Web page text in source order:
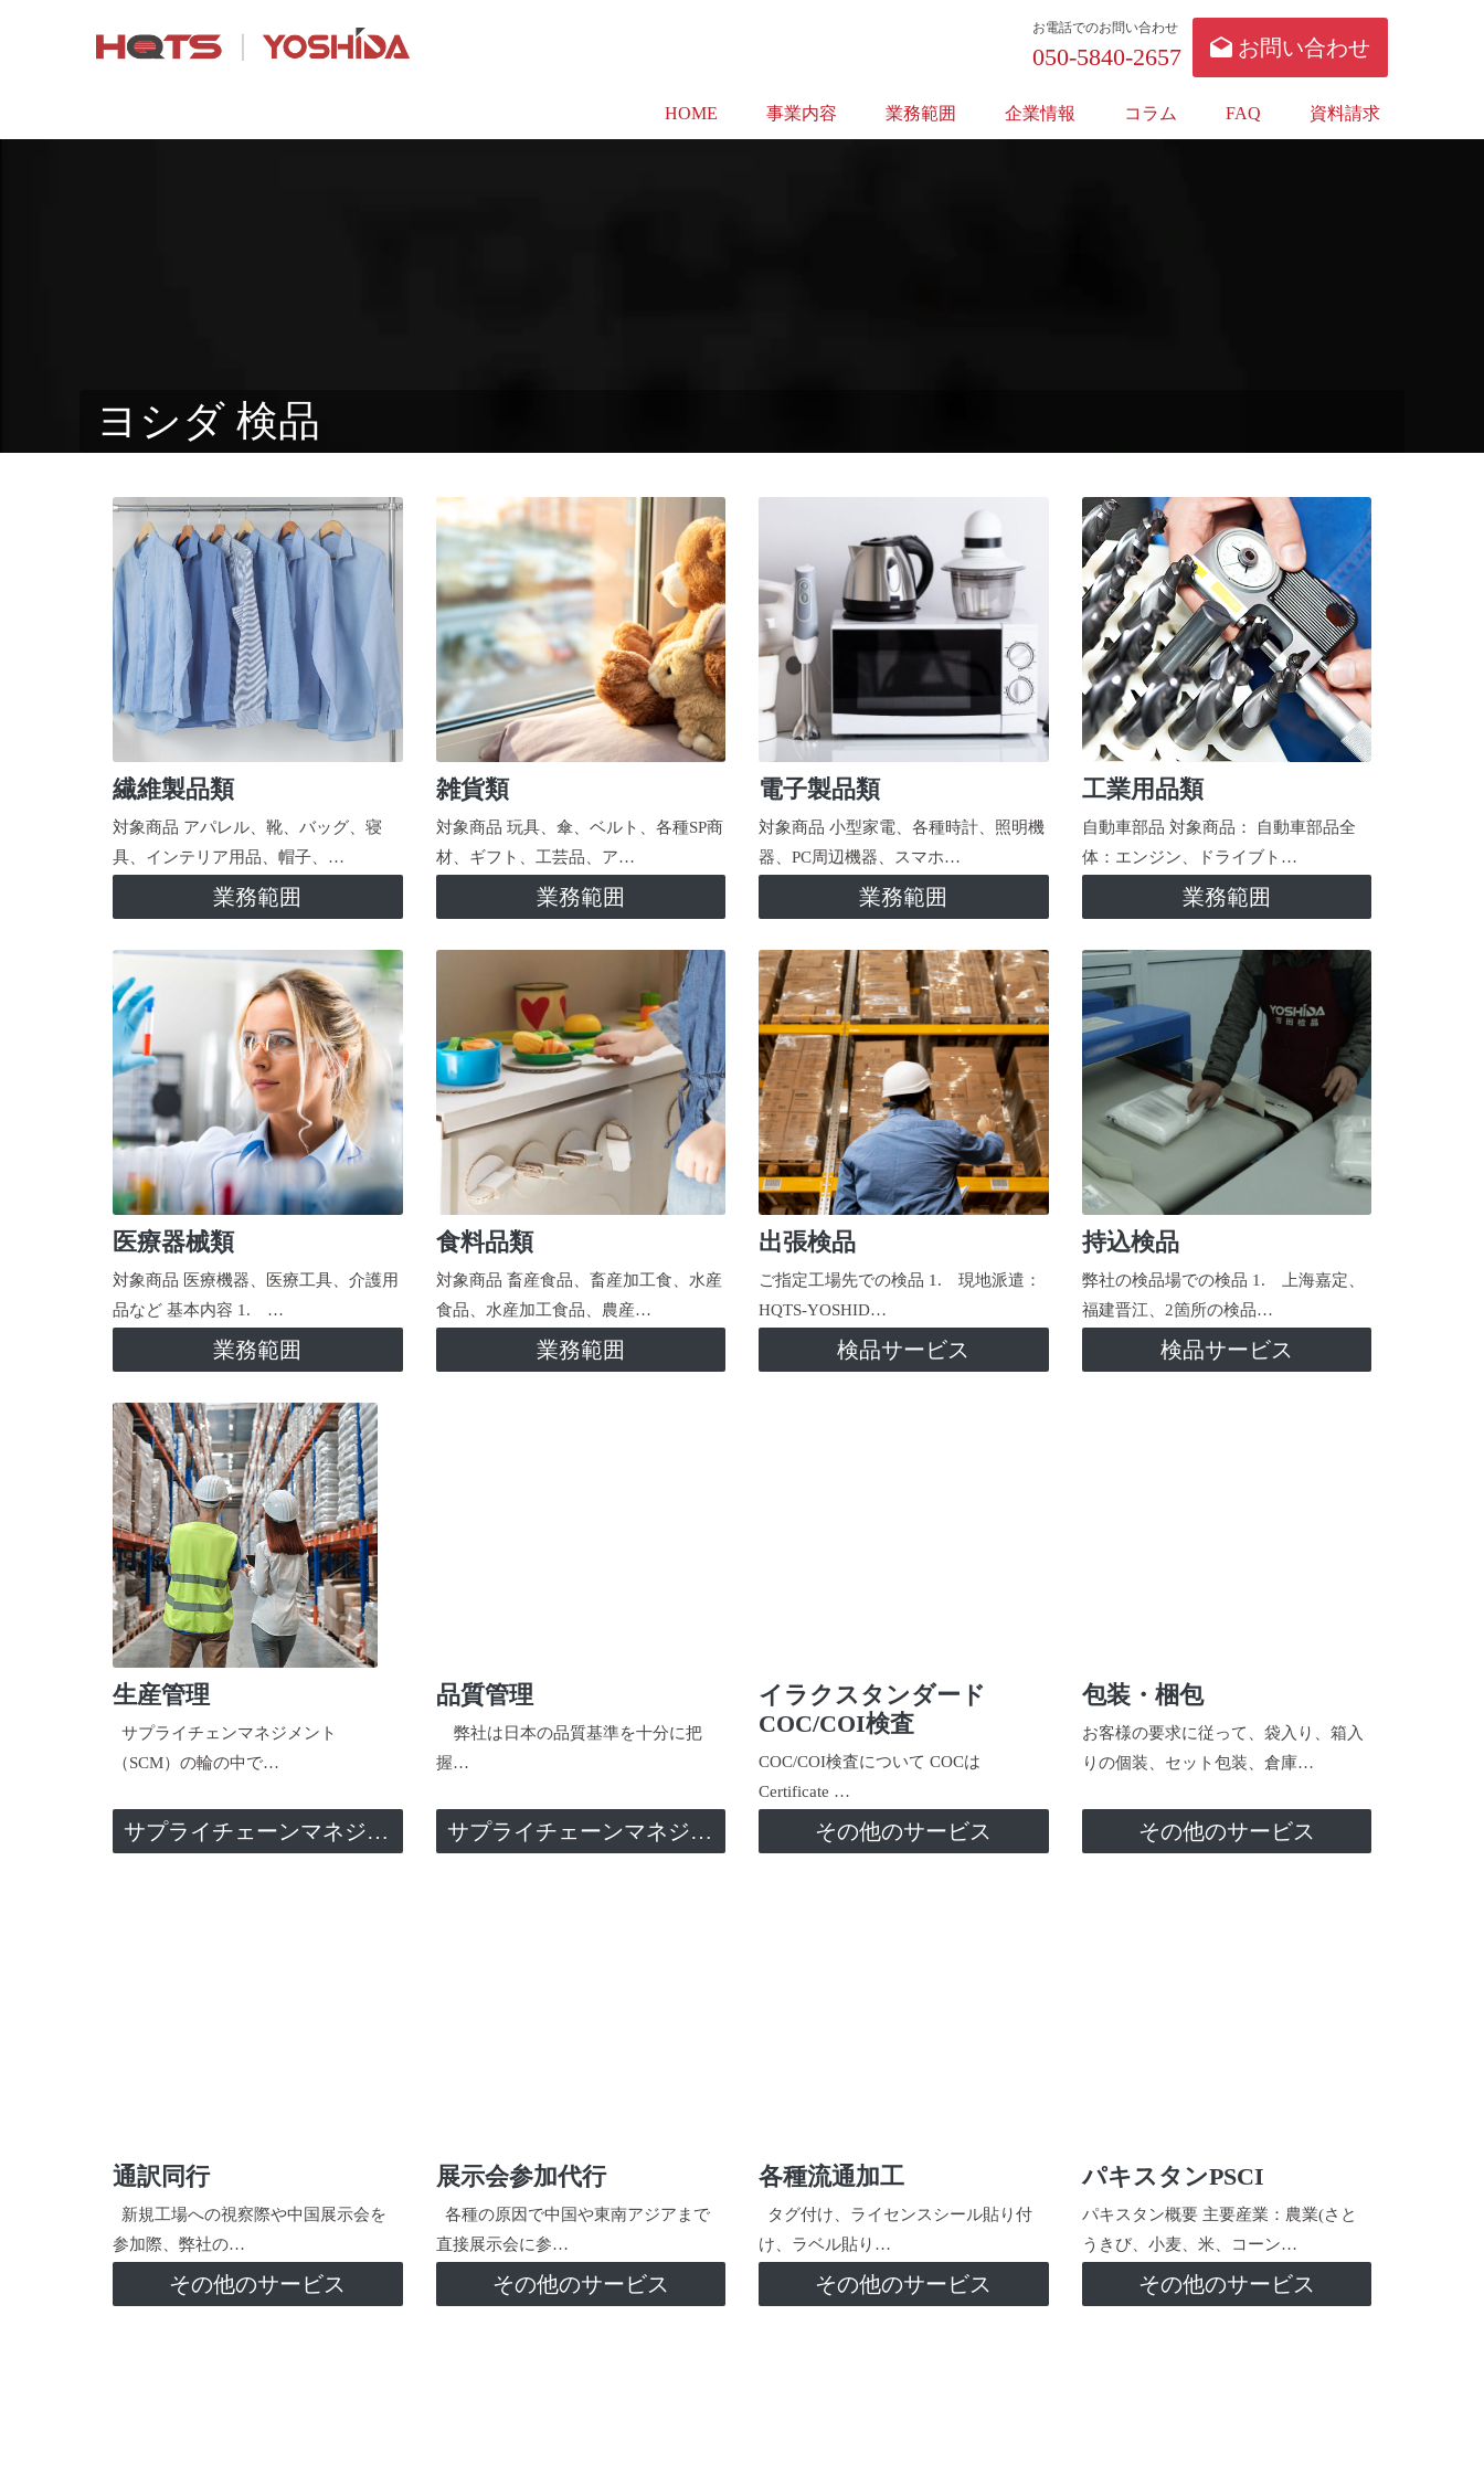
お電話でのお問い合わせ
050-5840-2657 お問い合わせ
HOME 事業内容 業務範囲 企業情報 コラム FAQ 資料請求
ヨシダ 検品
繊維製品類
対象商品 アパレル、靴、バッグ、寝
具、インテリア用品、帽子、…
業務範囲
雑貨類
対象商品 玩具、傘、ベルト、各種SP商
材、ギフト、工芸品、ア…
業務範囲
電子製品類
対象商品 小型家電、各種時計、照明機
器、PC周辺機器、スマホ…
業務範囲
工業用品類
自動車部品 対象商品： 自動車部品全
体：エンジン、ドライブト…
業務範囲
医療器械類
対象商品 医療機器、医療工具、介護用
品など 基本内容 1. …
業務範囲
食料品類
対象商品 畜産食品、畜産加工食、水産
食品、水産加工食品、農産…
業務範囲
出張検品
ご指定工場先での検品 1. 現地派遣：
HQTS-YOSHID…
検品サービス
持込検品
弊社の検品場での検品 1. 上海嘉定、
福建晋江、2箇所の検品…
検品サービス
生産管理
サプライチェンマネジメント
（SCM）の輪の中で…
サプライチェーンマネジメント
品質管理
弊社は日本の品質基準を十分に把
握…
サプライチェーンマネジメント
イラクスタンダード
COC/COI検査
COC/COI検査について COCは
Certificate …
その他のサービス
包装・梱包
お客様の要求に従って、袋入り、箱入
りの個装、セット包装、倉庫…
その他のサービス
通訳同行
新規工場への視察際や中国展示会を
参加際、弊社の…
その他のサービス
展示会参加代行
各種の原因で中国や東南アジアまで
直接展示会に参…
その他のサービス
各種流通加工
タグ付け、ライセンスシール貼り付
け、ラベル貼り…
その他のサービス
パキスタンPSCI
パキスタン概要 主要産業：農業(さと
うきび、小麦、米、コーン…
その他のサービス